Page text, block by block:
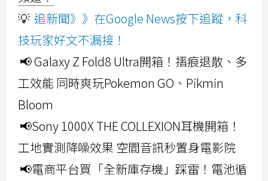
💡 追新聞》》在Google News按下追蹤，科
技玩家好文不漏接！
📢 Galaxy Z Fold8 Ultra開箱！摺痕退散、多
工效能 同時爽玩Pokemon GO、Pikmin
Bloom
📢Sony 1000X THE COLLEXION耳機開箱！
工地實測降噪效果 空間音訊秒置身電影院
📢電商平台買「全新庫存機」踩雷！電池循